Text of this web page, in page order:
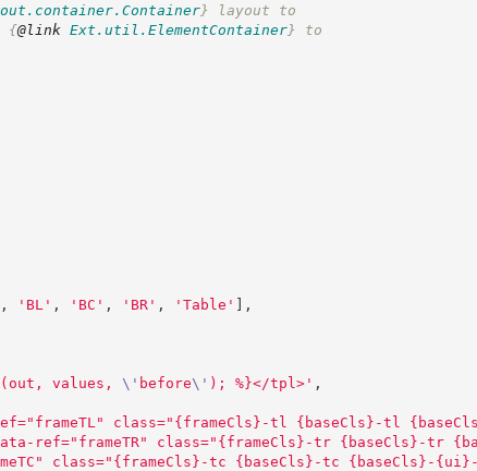
} layout to
{@link Ext.util.ElementContainer} to
, ' BL ' , ' BC ' , ' BR' , ' Table ' ] ,
values, \' before\' ); %}</tpl>' ,
class="{frameCls}-tl {baseCls}-tl
ref="frameTR" class="{frameCls}-tr {baseCls}-
class="{frameCls}-tc {baseCls}-tc